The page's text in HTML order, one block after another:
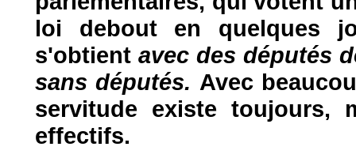
loi debout en quelques
s'obtient avec des députés
sans députés. Avec
servitude existe toujours,
effectifs.